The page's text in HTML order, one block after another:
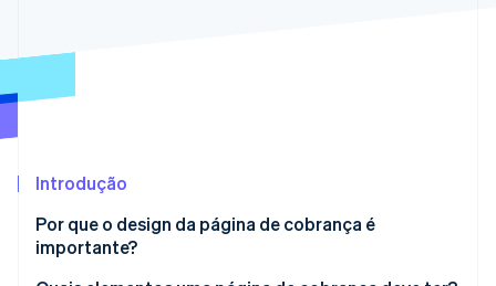
Radar
Atlas
Remoção de carbono
Verificação de identidade
Introdução
Por que o design da página de cobrança é
importante?